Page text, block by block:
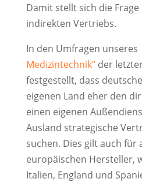
Damit stellt sich die
indirekten Vertriebs.
In den Umfragen unseres
Medizintechnik“der
festgestellt, dass
eigenen Land eher den
einen eigenen
Ausland strategische
suchen. Dies gilt auch für
europäischen Hersteller,
Italien, England und